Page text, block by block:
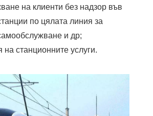
на клиенти без надзор във
по цялата линия за
и др;
на станционните услуги.